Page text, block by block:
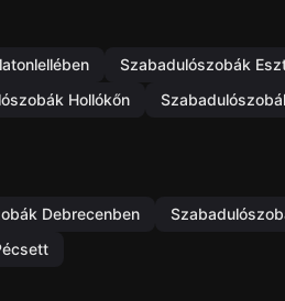
Szabadulószobák
Hollókőn
Debrecenben